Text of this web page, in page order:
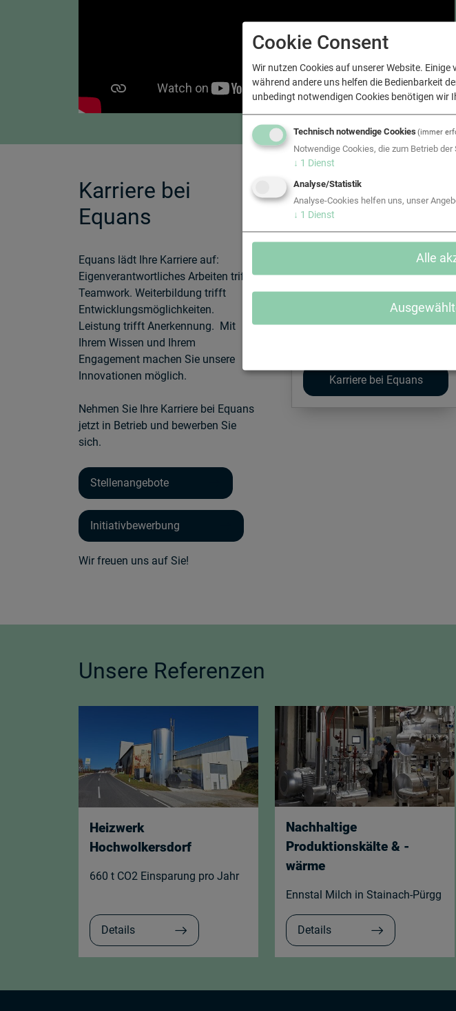
Karriere bei
Equans
Equans lädt Ihre Karriere auf:
Eigenverantwortliches Arbeiten trifft
Teamwork. Weiterbildung trifft
Entwicklungsmöglichkeiten.
Leistung trifft Anerkennung. Mit
Ihrem Wissen und Ihrem
Engagement machen Sie unsere
Innovationen möglich.
Nehmen Sie Ihre Karriere bei Equans
jetzt in Betrieb und bewerben Sie
sich.
Stellenangebote
Initiativbewerbung
Wir freuen uns auf Sie!
Karriere bei Equans
Unsere Referenzen
Heizwerk
Hochwolkersdorf
660 t CO2 Einsparung pro Jahr
Details
Nachhaltige
Produktionskälte & -
wärme
Ennstal Milch in Stainach-Pürgg
Details
Cookie Consent
Wir nutzen Cookies auf unserer Website.
während andere uns helfen die Bedienbarkeit
unbedingt notwendigen Cookies benötigen wir
Technisch notwendige Cookies(immer
Notwendige Cookies, die zum Betrieb
↓ 1 Dienst
Analyse/Statistik
Analyse-Cookies helfen uns, unser
↓ 1 Dienst
Alle